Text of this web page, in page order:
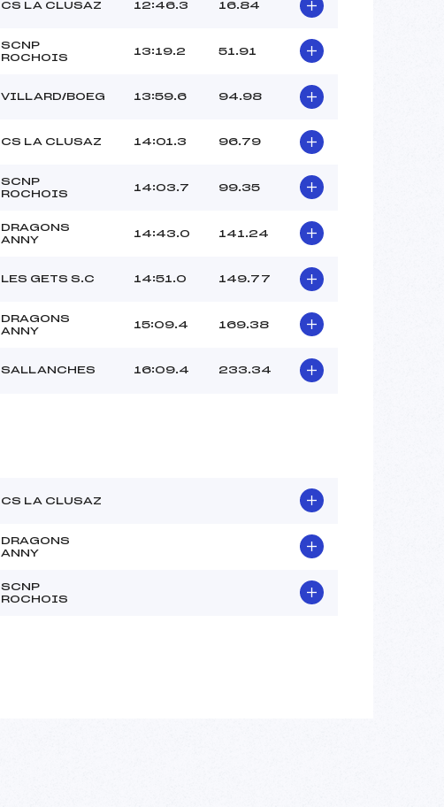
CS LA CLUSAZ 12:46.3 16.84
SCNP
ROCHOIS
13:19.2 51.91
VILLARD/BOEG 13:59.6 94.98
CS LA CLUSAZ 14:01.3 96.79
SCNP
ROCHOIS
14:03.7 99.35
DRAGONS
ANNY
14:43.0 141.24
LES GETS S.C 14:51.0 149.77
DRAGONS
ANNY
15:09.4 169.38
SALLANCHES 16:09.4 233.34
CS LA CLUSAZ
DRAGONS
ANNY
SCNP
ROCHOIS